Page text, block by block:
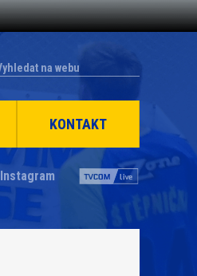
KONTAKT
Instagram